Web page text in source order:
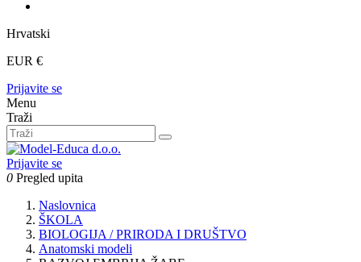
Hrvatski
EUR €
Prijavite se
Menu
Traži
Prijavite se
0 Pregled upita
Naslovnica
ŠKOLA
BIOLOGIJA / PRIRODA I DRUŠTVO
Anatomski modeli